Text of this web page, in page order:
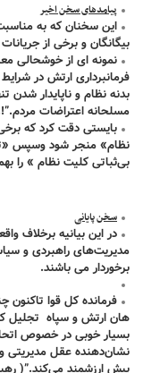
پیامدهای سخن اخیر
این سخنان که به
بیگانگان و برخی از
نمونه ای از خوشحالی
فرمانبرداری ارتش در
بدنه نظام و ناپایدار
مسلحانه اعتراضات
بایستی دقت کرد که
نظام» منجر شود وسپس
بی‌ثباتی کلیت نظام » را
سخن پایانی
در این بیانیه برخلاف
مدیریت‌های راهبردی و
برخوردار می باشند.
فرمانده کل قوا تاکنون
هان ارتش و سپاه تجلیل
بسیار خوبی در خصوص
نشان‌دهنده عقل
پیش ارزشمند می‌کند.”( رهبر